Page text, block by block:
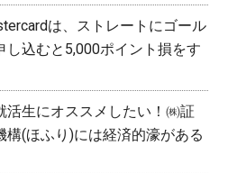
は、ストレートにゴール
し込むと5,000ポイント損をす
活生にオススメしたい！㈱証
構(ほふり)には経済的濠がある